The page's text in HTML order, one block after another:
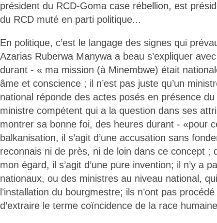
président du RCD-Goma case rébellion, est
du RCD muté en parti politique...
En politique, c’est le langage des signes qui
Azarias Ruberwa Manywa a beau s’expliquer
durant - « ma mission (à Minembwe) était
âme et conscience ; il n’est pas juste qu’un
national réponde des actes posés en présence
ministre compétent qui a la question dans ses
montrer sa bonne foi, des heures durant - «pour
balkanisation, il s’agit d’une accusation sans
reconnais ni de près, ni de loin dans ce concept ;
mon égard, il s’agit d’une pure invention; il n’y a
nationaux, ou des ministres au niveau national,
l’installation du bourgmestre; ils n’ont pas
d’extraire le terme coïncidence de la race